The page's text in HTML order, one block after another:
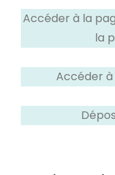
Accéder à la
la
Accéder à